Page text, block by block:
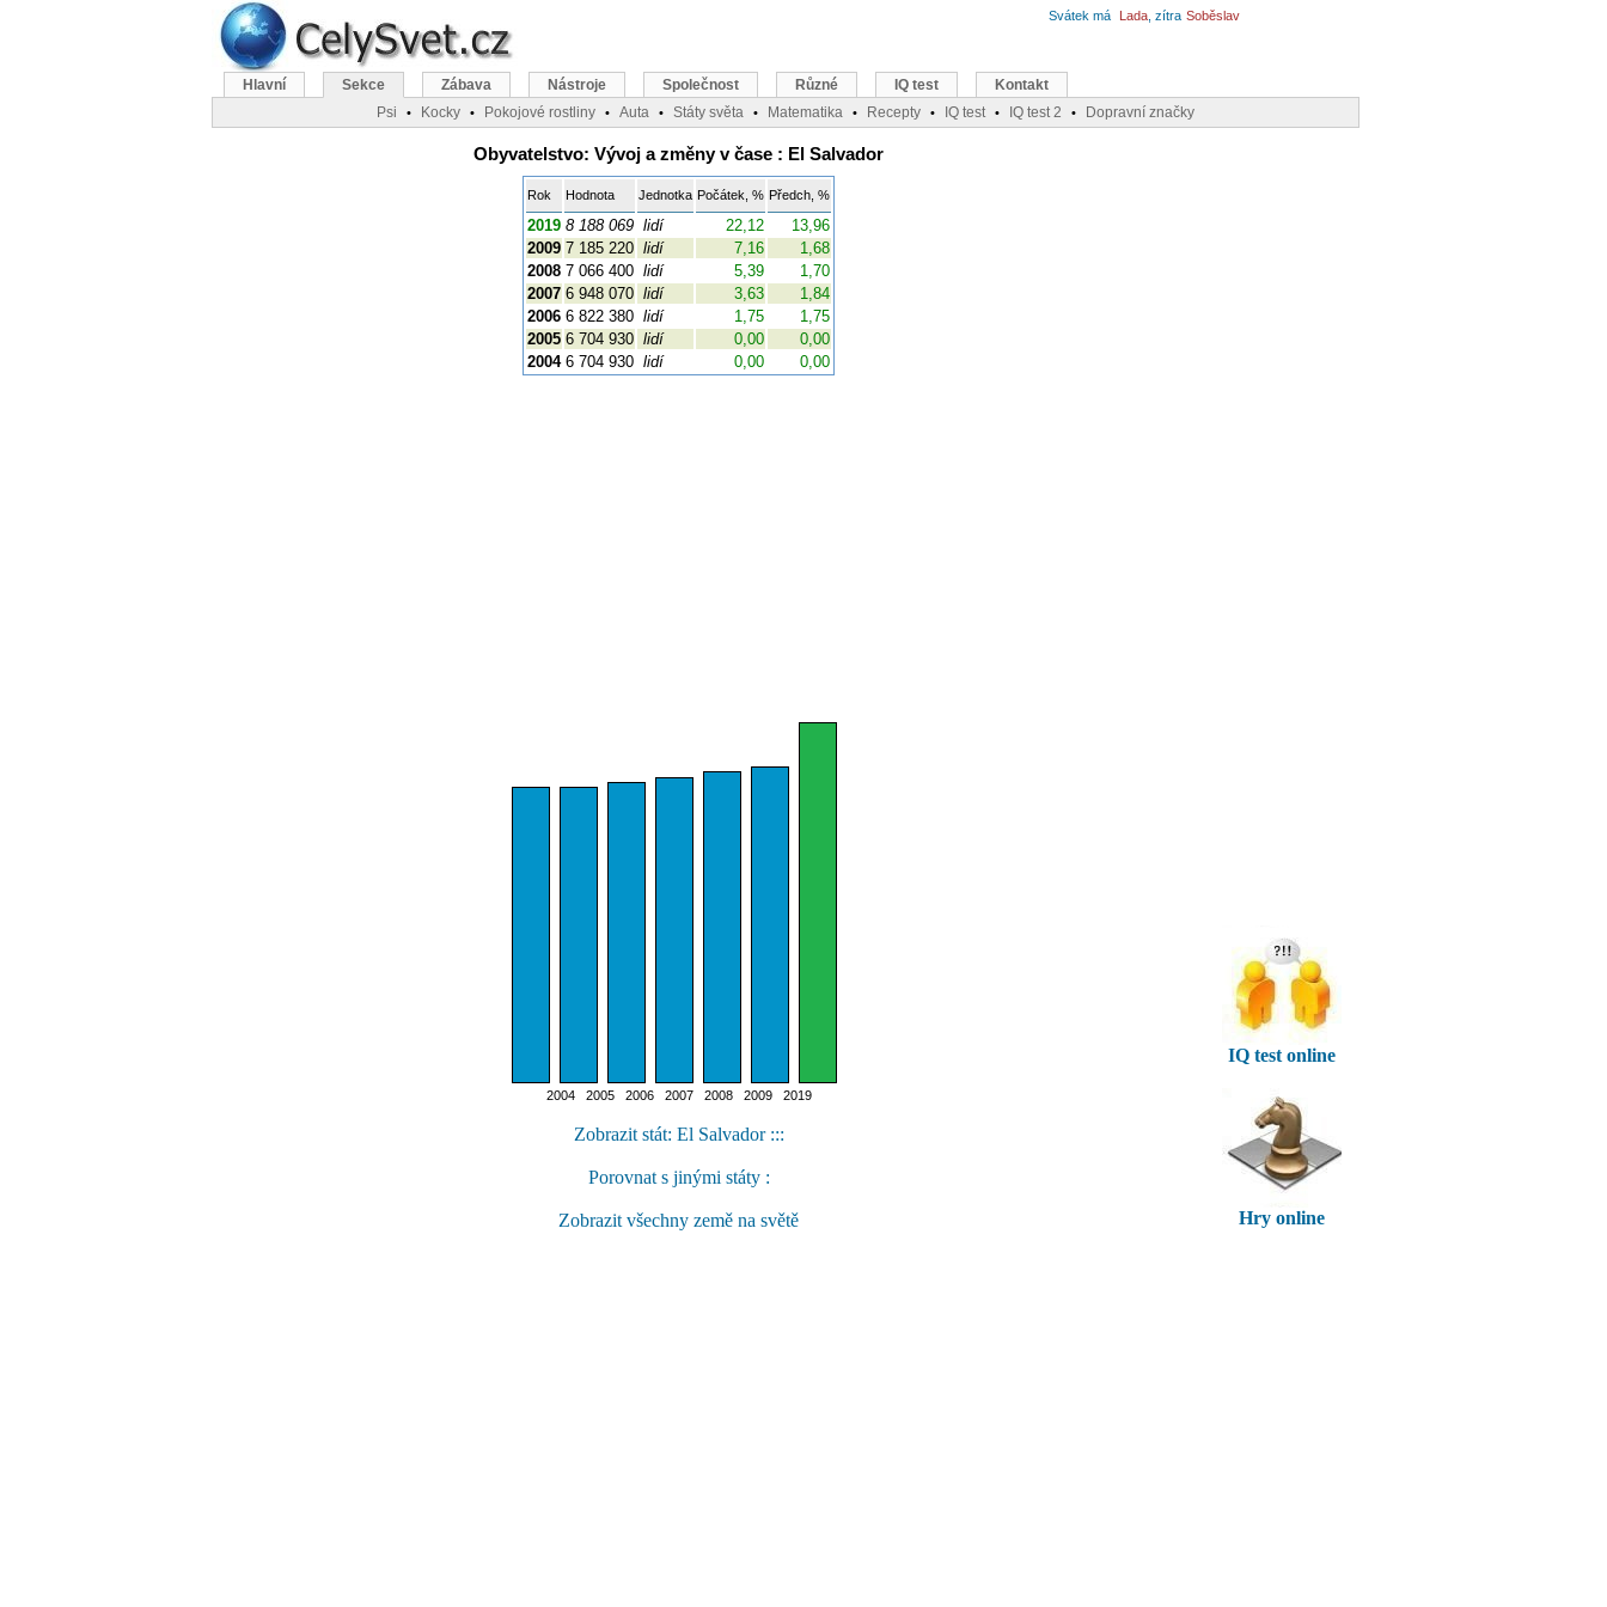
Obyvatelstvo: Vývoj a změny v čase : El Salvador
Rok Hodnota Jednotka Počátek, % Předch, %
2019 8 188 069 lidí 22,12
13,96
2009 7 185 220 lidí 7,16
1,68
2008 7 066 400 lidí 5,39
1,70
2007 6 948 070 lidí 3,63
1,84
2006 6 822 380 lidí 1,75
1,75
2005 6 704 930 lidí 0,00
0,00
2004 6 704 930 lidí 0,00 0,00
2004 2005 2006 2007 2008 2009 2019
Zobrazit stát: El Salvador :::
Porovnat s jinými státy :
Zobrazit všechny země na světě
IQ test online
Hry online
Svátek má Lada , zítra Soběslav
Hlavní Sekce Zábava Nástroje Společnost Různé IQ test
Kontakt
Psi
• Kocky • Pokojové rostliny • Auta • Státy světa • Matematika • Recepty • IQ test • IQ test 2 • Dopravní značky